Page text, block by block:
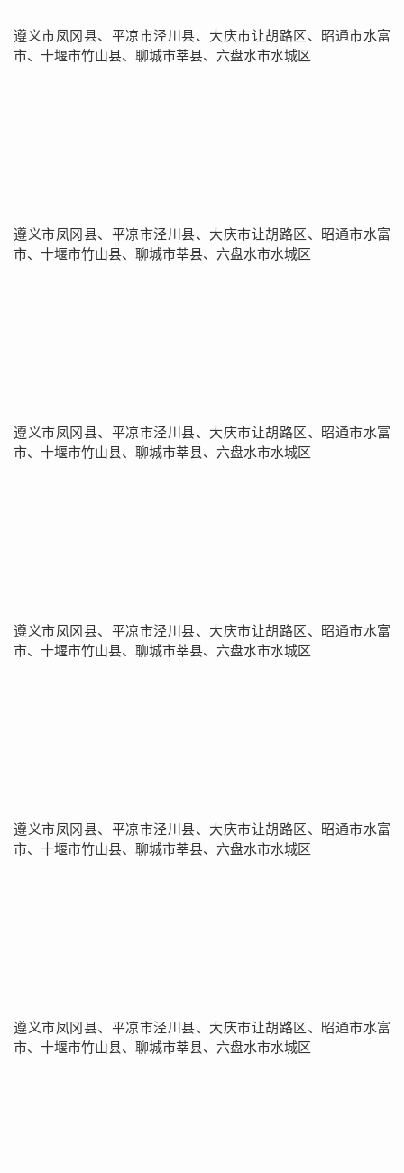
遵义市凤冈县、平凉市泾川县、大庆市让胡路区、昭通市水富
市、十堰市竹山县、聊城市莘县、六盘水市水城区
遵义市凤冈县、平凉市泾川县、大庆市让胡路区、昭通市水富
市、十堰市竹山县、聊城市莘县、六盘水市水城区
遵义市凤冈县、平凉市泾川县、大庆市让胡路区、昭通市水富
市、十堰市竹山县、聊城市莘县、六盘水市水城区
遵义市凤冈县、平凉市泾川县、大庆市让胡路区、昭通市水富
市、十堰市竹山县、聊城市莘县、六盘水市水城区
遵义市凤冈县、平凉市泾川县、大庆市让胡路区、昭通市水富
市、十堰市竹山县、聊城市莘县、六盘水市水城区
遵义市凤冈县、平凉市泾川县、大庆市让胡路区、昭通市水富
市、十堰市竹山县、聊城市莘县、六盘水市水城区